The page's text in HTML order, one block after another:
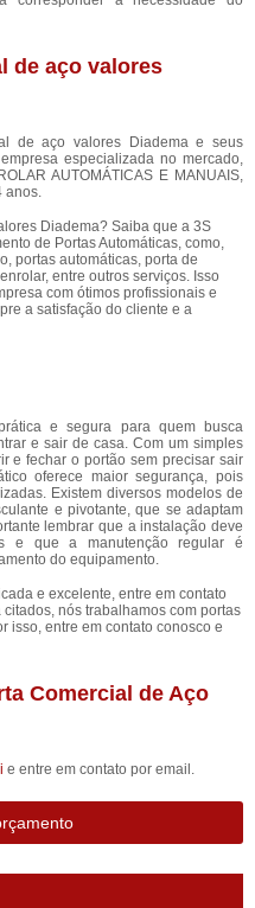
de aço valores
de aço valores Diadema e seus
especializada no mercado,
AUTOMÁTICAS E MANUAIS,
anos.
Diadema? Saiba que a 3S
de Portas Automáticas, como,
portas automáticas, porta de
entre outros serviços. Isso
com ótimos profissionais e
a satisfação do cliente e a
e segura para quem busca
e sair de casa. Com um simples
e fechar o portão sem precisar sair
oferece maior segurança, pois
Existem diversos modelos de
e pivotante, que se adaptam
lembrar que a instalação deve
e que a manutenção regular é
do equipamento.
e excelente, entre em contato
nós trabalhamos com portas
isso, entre em contato conosco e
Comercial de Aço
e entre em contato por email.